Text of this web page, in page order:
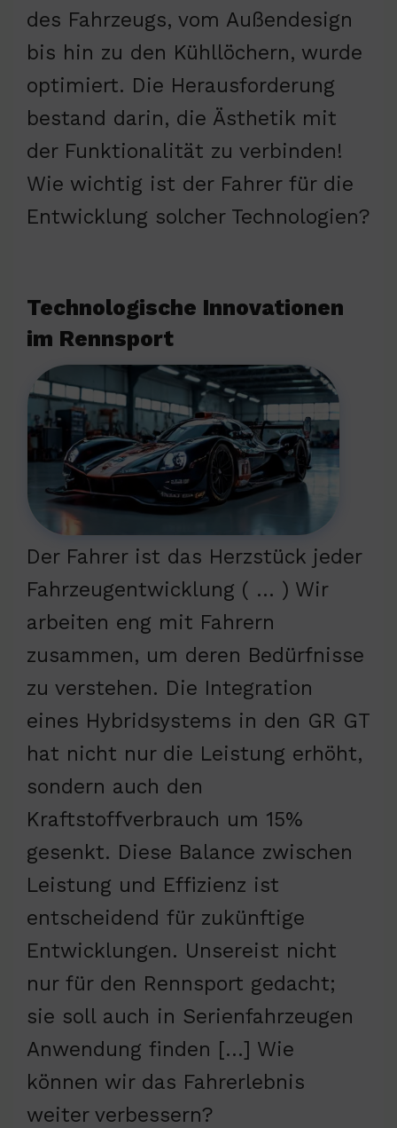
des Fahrzeugs, vom Außendesign
bis hin zu den Kühllöchern, wurde
optimiert. Die Herausforderung
bestand darin, die Ästhetik mit
der Funktionalität zu verbinden!
Wie wichtig ist der Fahrer für die
Entwicklung solcher Technologien?
Technologische Innovationen
im Rennsport
Der Fahrer ist das Herzstück jeder
Fahrzeugentwicklung ( … ) Wir
arbeiten eng mit Fahrern
zusammen, um deren Bedürfnisse
zu verstehen. Die Integration
eines Hybridsystems in den GR GT
hat nicht nur die Leistung erhöht,
sondern auch den
Kraftstoffverbrauch um 15%
gesenkt. Diese Balance zwischen
Leistung und Effizienz ist
entscheidend für zukünftige
Entwicklungen. Unsereist nicht
nur für den Rennsport gedacht;
sie soll auch in Serienfahrzeugen
Anwendung finden […] Wie
können wir das Fahrerlebnis
weiter verbessern?